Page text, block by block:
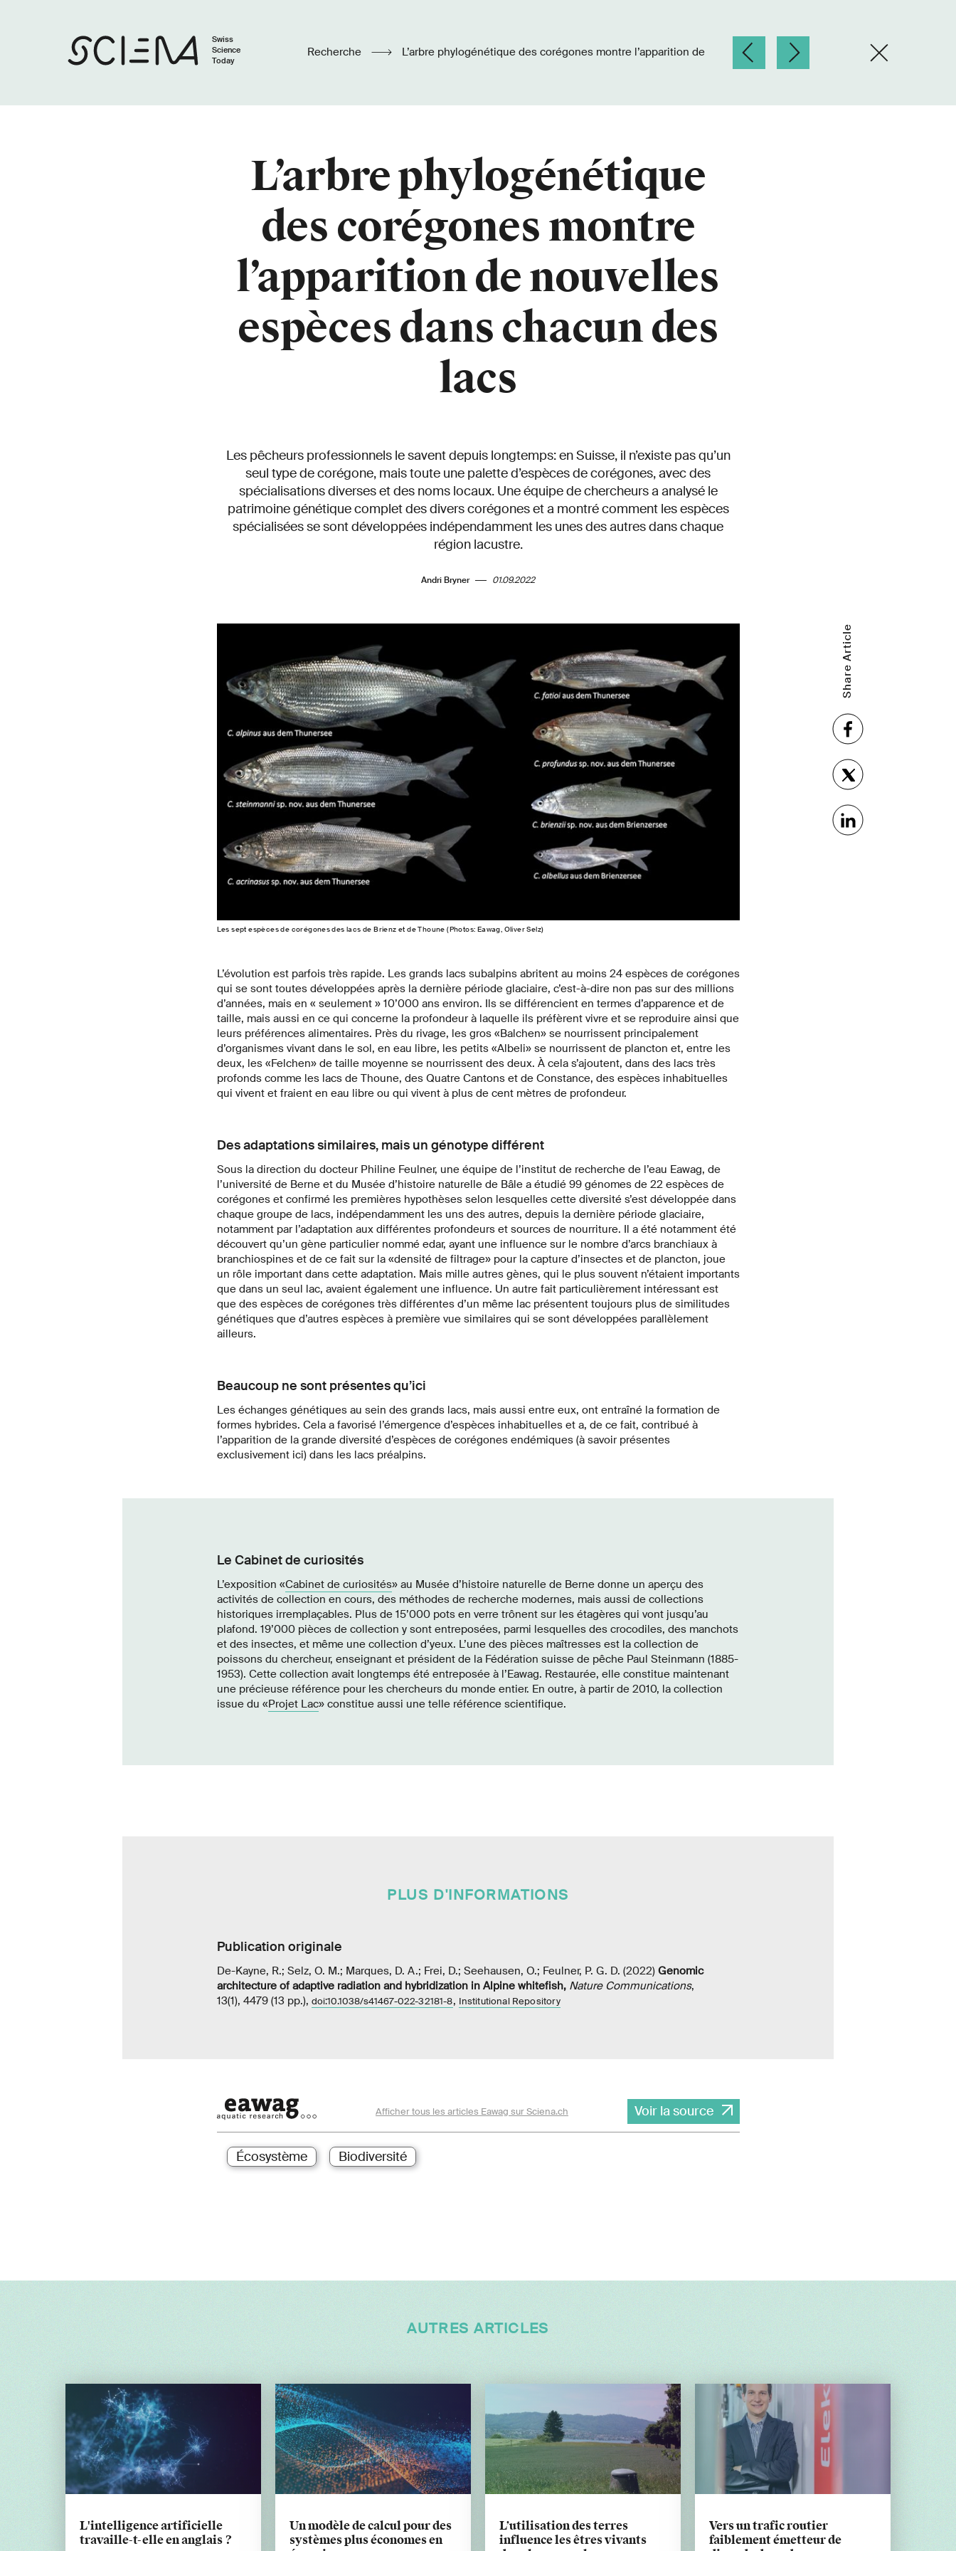
Swiss
Science
Today
Recherche
L’arbre phylogénétique
des corégones montre
l’apparition de nouvelles
espèces dans chacun des
lacs
Les pêcheurs professionnels le savent depuis longtemps: en Suisse, il n’existe pas qu’un
seul type de corégone, mais toute une palette d’espèces de corégones, avec des
spécialisations diverses et des noms locaux. Une équipe de chercheurs a analysé le
patrimoine génétique complet des divers corégones et a montré comment les espèces
spécialisées se sont développées indépendamment les unes des autres dans chaque
région lacustre.
Andri Bryner 01.09.2022
Les sept espèces de corégones des lacs de Brienz et de Thoune (Photos: Eawag, Oliver Selz)
Share Article
L’évolution est parfois très rapide. Les grands lacs subalpins abritent au moins 24 espèces de corégones
qui se sont toutes développées après la dernière période glaciaire, c’est-à-dire non pas sur des millions
d’années, mais en « seulement » 10’000 ans environ. Ils se différencient en termes d’apparence et de
taille, mais aussi en ce qui concerne la profondeur à laquelle ils préfèrent vivre et se reproduire ainsi que
leurs préférences alimentaires. Près du rivage, les gros «Balchen» se nourrissent principalement
d’organismes vivant dans le sol, en eau libre, les petits «Albeli» se nourrissent de plancton et, entre les
deux, les «Felchen» de taille moyenne se nourrissent des deux. À cela s’ajoutent, dans des lacs très
profonds comme les lacs de Thoune, des Quatre Cantons et de Constance, des espèces inhabituelles
qui vivent et fraient en eau libre ou qui vivent à plus de cent mètres de profondeur.
Des adaptations similaires, mais un génotype différent
Sous la direction du docteur Philine Feulner, une équipe de l’institut de recherche de l’eau Eawag, de
l’université de Berne et du Musée d’histoire naturelle de Bâle a étudié 99 génomes de 22 espèces de
corégones et confirmé les premières hypothèses selon lesquelles cette diversité s’est développée dans
chaque groupe de lacs, indépendamment les uns des autres, depuis la dernière période glaciaire,
notamment par l’adaptation aux différentes profondeurs et sources de nourriture. Il a été notamment été
découvert qu’un gène particulier nommé edar, ayant une influence sur le nombre d’arcs branchiaux à
branchiospines et de ce fait sur la «densité de filtrage» pour la capture d’insectes et de plancton, joue
un rôle important dans cette adaptation. Mais mille autres gènes, qui le plus souvent n’étaient importants
que dans un seul lac, avaient également une influence. Un autre fait particulièrement intéressant est
que des espèces de corégones très différentes d’un même lac présentent toujours plus de similitudes
génétiques que d’autres espèces à première vue similaires qui se sont développées parallèlement
ailleurs.
Beaucoup ne sont présentes qu’ici
Les échanges génétiques au sein des grands lacs, mais aussi entre eux, ont entraîné la formation de
formes hybrides. Cela a favorisé l’émergence d’espèces inhabituelles et a, de ce fait, contribué à
l’apparition de la grande diversité d’espèces de corégones endémiques (à savoir présentes
exclusivement ici) dans les lacs préalpins.
Le Cabinet de curiosités
L’exposition «Cabinet de curiosités» au Musée d’histoire naturelle de Berne donne un aperçu des
activités de collection en cours, des méthodes de recherche modernes, mais aussi de collections
historiques irremplaçables. Plus de 15’000 pots en verre trônent sur les étagères qui vont jusqu’au
plafond. 19’000 pièces de collection y sont entreposées, parmi lesquelles des crocodiles, des manchots
et des insectes, et même une collection d’yeux. L’une des pièces maîtresses est la collection de
poissons du chercheur, enseignant et président de la Fédération suisse de pêche Paul Steinmann (1885-
1953). Cette collection avait longtemps été entreposée à l’Eawag. Restaurée, elle constitue maintenant
une précieuse référence pour les chercheurs du monde entier. En outre, à partir de 2010, la collection
issue du «Projet Lac» constitue aussi une telle référence scientifique.
PLUS D'INFORMATIONS
Publication originale
De-Kayne, R.; Selz, O. M.; Marques, D. A.; Frei, D.; Seehausen, O.; Feulner, P. G. D. (2022) Genomic
architecture of adaptive radiation and hybridization in Alpine whitefish, Nature Communications,
13(1), 4479 (13 pp.), doi:10.1038/s41467-022-32181-8, Institutional Repository
Afficher tous les articles Eawag sur Sciena.ch Voir la source
Écosystème Biodiversité
AUTRES ARTICLES
L'intelligence artificielle
travaille-t-elle en anglais ?
Un modèle de calcul pour des
systèmes plus économes en
L’utilisation des terres
influence les êtres vivants
Vers un trafic routier
faiblement émetteur de